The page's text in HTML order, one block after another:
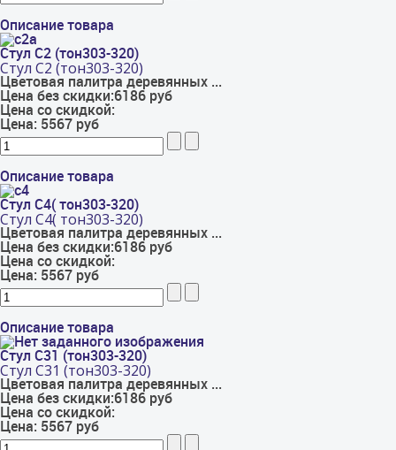
Описание товара
Стул С2 (тон303-320)
Стул С2 (тон303-320)
Цветовая палитра деревянных ...
Цена без скидки:6186 руб
Цена со скидкой:
Цена: 5567 руб
Описание товара
Стул С4( тон303-320)
Стул С4( тон303-320)
Цветовая палитра деревянных ...
Цена без скидки:6186 руб
Цена со скидкой:
Цена: 5567 руб
Описание товара
Стул С31 (тон303-320)
Стул С31 (тон303-320)
Цветовая палитра деревянных ...
Цена без скидки:6186 руб
Цена со скидкой:
Цена: 5567 руб